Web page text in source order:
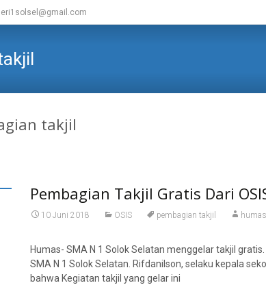
takjil
Pembagian Takjil Gratis Dari
10 Juni 2018 OSIS pembagian takjil
Humas- SMA N 1 Solok Selatan menggelar takjil
SMA N 1 Solok Selatan. Rifdanilson, selaku kepala
bahwa Kegiatan takjil yang gelar ini